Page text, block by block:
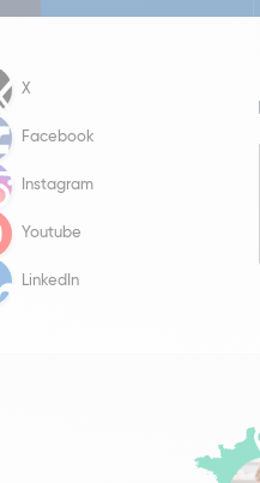
X
Facebook
Instagram
Youtube
LinkedIn